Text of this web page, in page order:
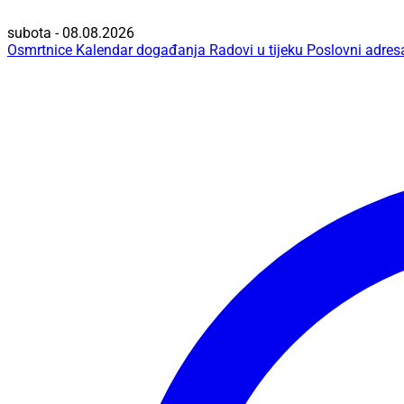
subota - 08.08.2026
Osmrtnice Kalendar događanja Radovi u tijeku Poslovni